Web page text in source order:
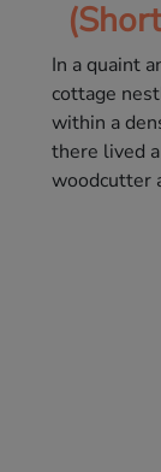
In a quaint
cottage
within a
there lived
woodcutter